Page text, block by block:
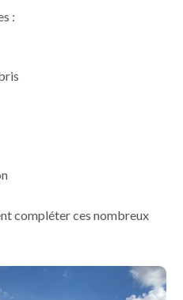
:
compléter ces nombreux